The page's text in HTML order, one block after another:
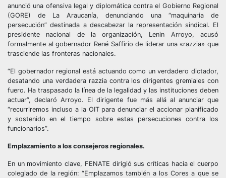
anunció una ofensiva legal y diplomática contra el Gobierno Regional
(GORE) de La Araucanía, denunciando una “maquinaria de
persecución” destinada a descabezar la representación sindical. El
presidente nacional de la organización, Lenin Arroyo, acusó
formalmente al gobernador René Saffirio de liderar una «razzia» que
trasciende las fronteras nacionales.
“El gobernador regional está actuando como un verdadero dictador,
desatando una verdadera razzia contra los dirigentes gremiales con
fuero. Ha traspasado la línea de la legalidad y las instituciones deben
actuar”, declaró Arroyo. El dirigente fue más allá al anunciar que
“recurriremos incluso a la OIT para denunciar el accionar planificado
y sostenido en el tiempo sobre estas persecuciones contra los
funcionarios”.
Emplazamiento a los consejeros regionales.
En un movimiento clave, FENATE dirigió sus críticas hacia el cuerpo
colegiado de la región: “Emplazamos también a los Cores a que se